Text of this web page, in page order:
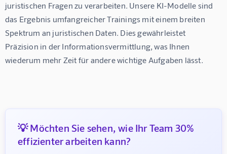
juristischen Fragen zu verarbeiten. Unsere KI-Modelle sind
das Ergebnis umfangreicher Trainings mit einem breiten
Spektrum an juristischen Daten. Dies gewährleistet
Präzision in der Informationsvermittlung, was Ihnen
wiederum mehr Zeit für andere wichtige Aufgaben lässt.
💡 Möchten Sie sehen, wie Ihr Team 30%
effizienter arbeiten kann?